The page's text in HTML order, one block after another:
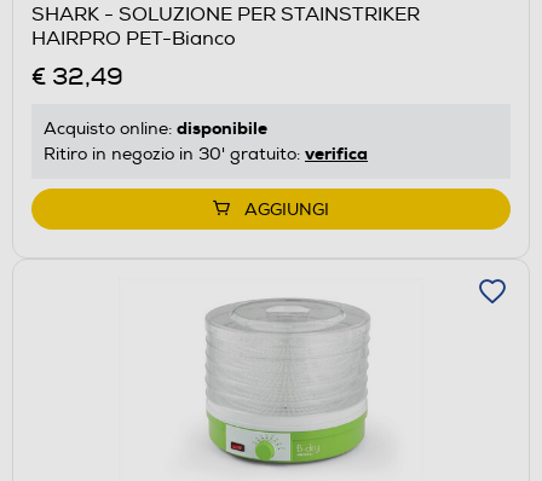
SHARK - SOLUZIONE PER STAINSTRIKER
HAIRPRO PET-Bianco
€ 32,49
Acquisto online: disponibile
Ritiro in negozio in 30' gratuito: verifica
AGGIUNGI